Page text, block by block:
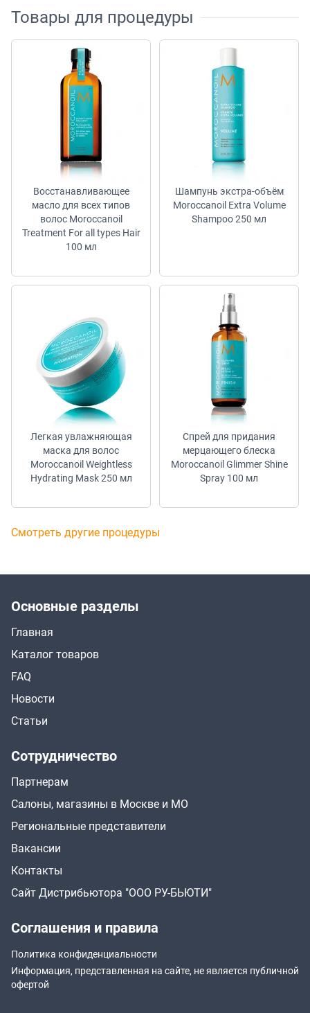
Товары для процедуры
Восстанавливающее
масло для всех типов
волос Moroccanoil
Treatment For all types Hair
100 мл
Шампунь экстра-объём
Moroccanoil Extra Volume
Shampoo 250 мл
Легкая увлажняющая
маска для волос
Moroccanoil Weightless
Hydrating Mask 250 мл
Спрей для придания
мерцающего блеска
Moroccanoil Glimmer Shine
Spray 100 мл
Смотреть другие процедуры
Основные разделы
Главная
Каталог товаров
FAQ
Новости
Статьи
Сотрудничество
Партнерам
Салоны, магазины в Москве и МО
Региональные представители
Вакансии
Контакты
Сайт Дистрибьютора "ООО РУ-БЬЮТИ"
Соглашения и правила
Политика конфиденциальности
Информация, представленная на сайте, не является публичной
офертой